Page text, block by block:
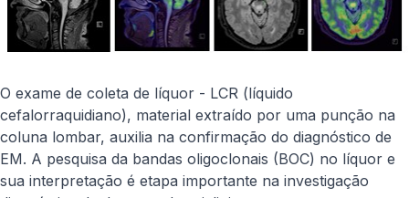
O exame de coleta de líquor - LCR (líquido
cefalorraquidiano), material extraído por uma punção na
coluna lombar, auxilia na confirmação do diagnóstico de
EM. A pesquisa da bandas oligoclonais (BOC) no líquor e
sua interpretação é etapa importante na investigação